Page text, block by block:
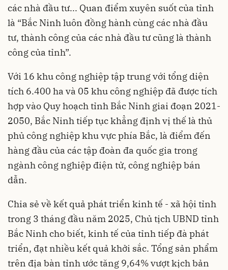
các nhà đầu tư... Quan điểm xuyên suốt của tỉnh
là “Bắc Ninh luôn đồng hành cùng các nhà đầu
tư, thành công của các nhà đầu tư cũng là thành
công của tỉnh”.
Với 16 khu công nghiệp tập trung với tổng diện
tích 6.400 ha và 05 khu công nghiệp đã được tích
hợp vào Quy hoạch tỉnh Bắc Ninh giai đoạn 2021-
2050, Bắc Ninh tiếp tục khẳng định vị thế là thủ
phủ công nghiệp khu vực phía Bắc, là điểm đến
hàng đầu của các tập đoàn đa quốc gia trong
ngành công nghiệp điện tử, công nghiệp bán
dẫn.
Chia sẻ về kết quả phát triển kinh tế - xã hội tỉnh
trong 3 tháng đầu năm 2025, Chủ tịch UBND tỉnh
Bắc Ninh cho biết, kinh tế của tỉnh tiếp đà phát
triển, đạt nhiều kết quả khởi sắc. Tổng sản phẩm
trên địa bàn tỉnh ước tăng 9,64% vượt kịch bản